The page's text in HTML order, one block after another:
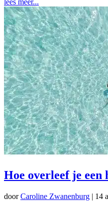
lees meer...
Hoe overleef je een
doorCaroline Zwanenburg | 14